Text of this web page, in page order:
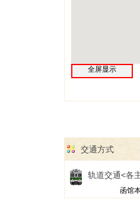
全屏显示
交通方式
轨道交通<各
函馆